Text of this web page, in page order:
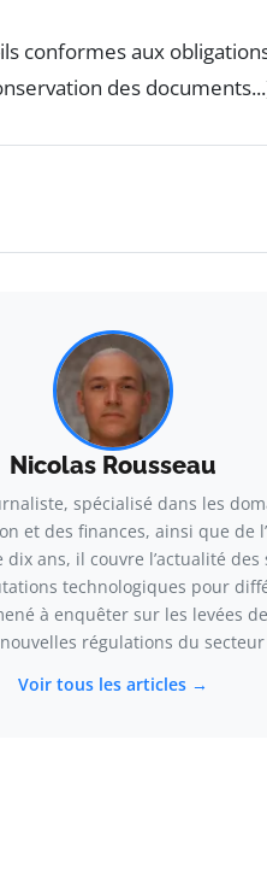
conformes aux
des
Nicolas Rousseau
spécialisé dans les
et des finances, ainsi que de
ans, il couvre l’actualité
technologiques pour
à enquêter sur les levées
régulations du
Voir tous les articles →